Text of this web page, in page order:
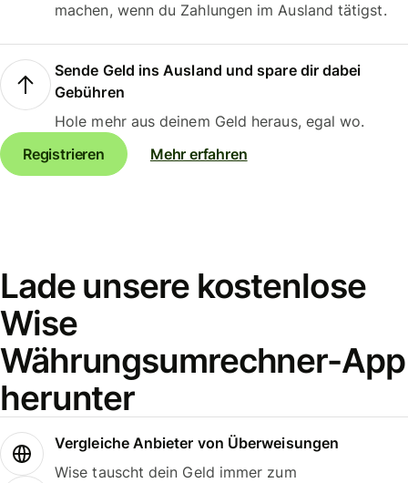
machen, wenn du Zahlungen im Ausland tätigst.
Sende Geld ins Ausland und spare dir dabei
Gebühren
Hole mehr aus deinem Geld heraus, egal wo.
Registrieren
Mehr erfahren
Lade unsere kostenlose
Wise
Währungsumrechner-App
herunter
Vergleiche Anbieter von Überweisungen
Wise tauscht dein Geld immer zum